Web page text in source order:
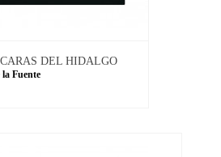
DEL HIDALGO
Fuente